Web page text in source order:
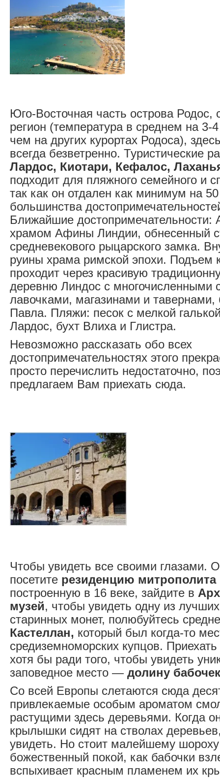
Юго-Восточная часть острова Родос,
регион (температура в среднем на 3-
чем на других курортах Родоса),
всегда безветренно. Туристические
Лардос, Киотари, Кефалос,
подходит для пляжного семейного и
так как он отдален как минимум на
большинства
Ближайшие достопримечательности:
храмом Афины Линдии, обнесенный
средневекового рыцарского замка.
руины храма римской эпохи. Подъем
проходит через красивую
деревню Линдос с многочисленными
лавочками, магазинами и тавернами,
Павла. Пляжи: песок с мелкой
Лардос, бухт Влиха и Глистра.
Невозможно рассказать обо всех
достопримечательностях этого
просто перечислить недостаточно,
предлагаем Вам приехать сюда.
Чтобы увидеть все своими глазами.
посетите резиденцию митрополита
построенную в 16 веке, зайдите в
музей, чтобы увидеть одну из
старинных монет, полюбуйтесь
Кастеллан, который был когда-то
средиземноморских купцов. Приехать
хотя бы ради того, чтобы увидеть
заповедное место — долину
Со всей Европы слетаются сюда
привлекаемые особым ароматом
растущими здесь деревьями. Когда
крылышки сидят на стволах
увидеть. Но стоит малейшему
божественный покой, как бабочки
вспыхивает красным пламенем их